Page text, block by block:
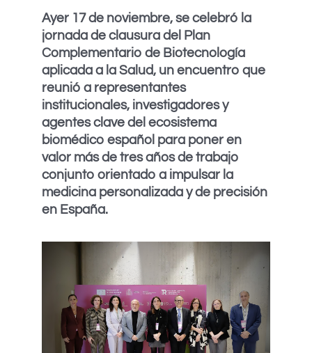
Ayer 17 de noviembre, se celebró la
jornada de clausura del Plan
Complementario de Biotecnología
aplicada a la Salud, un encuentro que
reunió a representantes
institucionales, investigadores y
agentes clave del ecosistema
biomédico español para poner en
valor más de tres años de trabajo
conjunto orientado a impulsar la
medicina personalizada y de precisión
en España.